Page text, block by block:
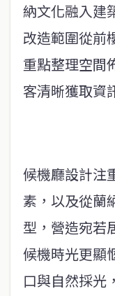
納文化融入建
改造範圍從前
重點整理空間
客清晰獲取資
候機廳設計注
素，以及從蘭
型，營造宛若
候機時光更顯
口與自然採光